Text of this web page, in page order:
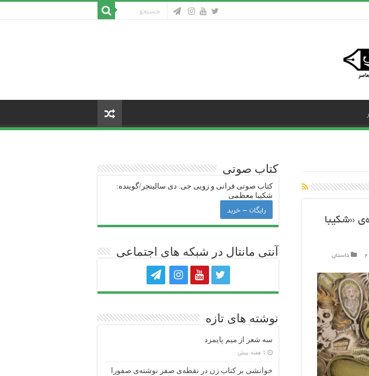
«شکیبا
داستان
کتاب صوتی
کتاب صوتی فرانی و زویی جی‌. دی سالینجر/گوینده:
شکیبا معظمی
رایگان – خرید
آنتی ‌مانتال در شبکه های اجتماعی
نوشته های تازه
سه شعر از میم پایمزد
1 هفته پیش
خوانشی بر کتاب زن در نقطه‌ی صفر نوشته‌ی صفورا